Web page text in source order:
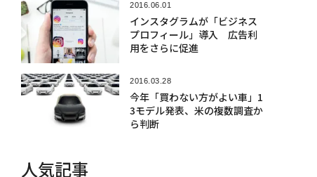
2016.06.01
インスタグラムが「ビジネス
プロフィール」導入 広告利
用をさらに促進
2016.03.28
今年「買わない方がよい車」1
3モデル発表、米の複数調査か
ら判断
人気記事